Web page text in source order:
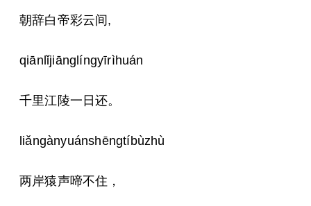
朝辞白帝彩云间,
qiānlǐjiānglíngyīrìhuán
千里江陵一日还。
liǎngànyuánshēngtíbùzhù
两岸猿声啼不住，